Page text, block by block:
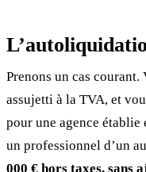
Prenons un cas
assujetti à la TVA, et
pour une agence
un professionnel d’un
000 € hors taxes, sans